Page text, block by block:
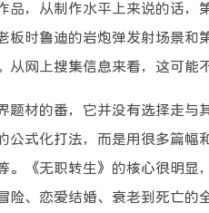
品，从制作水平上来说的话，
板时鲁迪的岩炮弹发射场景和
从网上搜集信息来看，这可能
题材的番，它并没有选择走与
公式化打法，而是用很多篇幅
。《无职转生》的核心很明显
险、恋爱结婚、衰老到死亡的